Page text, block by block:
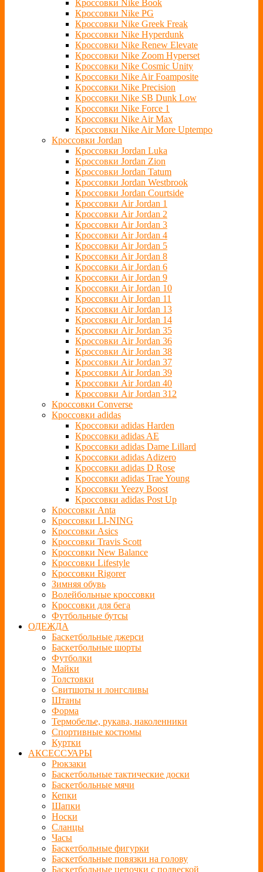
Кроссовки Nike Book
Кроссовки Nike PG
Кроссовки Nike Greek Freak
Кроссовки Nike Hyperdunk
Кроссовки Nike Renew Elevate
Кроссовки Nike Zoom Hyperset
Кроссовки Nike Cosmic Unity
Кроссовки Nike Air Foamposite
Кроссовки Nike Precision
Кроссовки Nike SB Dunk Low
Кроссовки Nike Force 1
Кроссовки Nike Air Max
Кроссовки Nike Air More Uptempo
Кроссовки Jordan
Кроссовки Jordan Luka
Кроссовки Jordan Zion
Кроссовки Jordan Tatum
Кроссовки Jordan Westbrook
Кроссовки Jordan Courtside
Кроссовки Air Jordan 1
Кроссовки Air Jordan 2
Кроссовки Air Jordan 3
Кроссовки Air Jordan 4
Кроссовки Air Jordan 5
Кроссовки Air Jordan 8
Кроссовки Air Jordan 6
Кроссовки Air Jordan 9
Кроссовки Air Jordan 10
Кроссовки Air Jordan 11
Кроссовки Air Jordan 13
Кроссовки Air Jordan 14
Кроссовки Air Jordan 35
Кроссовки Air Jordan 36
Кроссовки Air Jordan 38
Кроссовки Air Jordan 37
Кроссовки Air Jordan 39
Кроссовки Air Jordan 40
Кроссовки Air Jordan 312
Кроссовки Converse
Кроссовки adidas
Кроссовки adidas Harden
Кроссовки adidas AE
Кроссовки adidas Dame Lillard
Кроссовки adidas Adizero
Кроссовки adidas D Rose
Кроссовки adidas Trae Young
Кроссовки Yeezy Boost
Кроссовки adidas Post Up
Кроссовки Anta
Кроссовки LI-NING
Кроссовки Asics
Кроссовки Travis Scott
Кроссовки New Balance
Кроссовки Lifestyle
Кроссовки Rigorer
Зимняя обувь
Волейбольные кроссовки
Кроссовки для бега
Футбольные бутсы
ОДЕЖДА
Баскетбольные джерси
Баскетбольные шорты
Футболки
Майки
Толстовки
Свитшоты и лонгсливы
Штаны
Форма
Термобелье, рукава, наколенники
Спортивные костюмы
Куртки
АКСЕССУАРЫ
Рюкзаки
Баскетбольные тактические доски
Баскетбольные мячи
Кепки
Шапки
Носки
Сланцы
Часы
Баскетбольные фигурки
Баскетбольные повязки на голову
Баскетбольные цепочки с подвеской